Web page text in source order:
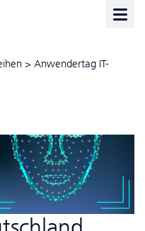
> Anwendertag IT-